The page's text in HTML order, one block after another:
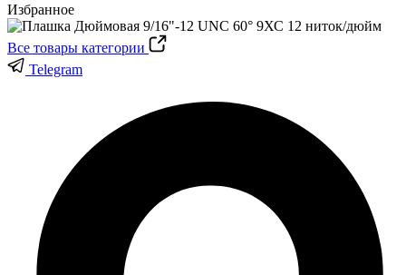
Избранное
Все товары категории
Telegram